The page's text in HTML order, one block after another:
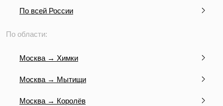
По всей России
По области:
Москва → Химки
Москва → Мытищи
Москва → Королёв